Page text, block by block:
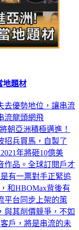
地題材
去優勢地位，讓串流
流龍頭網飛
朝亞洲積極邁進！
招兵買馬，自製了
年將砸10億美
作品。全球訂閱戶才
有一票對手正緊追
和HBOMax背後有
平台同步上架的策
與其削價競爭，不如
戶，將是串流的未